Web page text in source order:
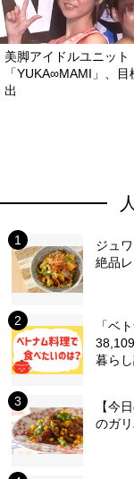
美脚アイドルユニット
「YUKA∞MAMI」、
出
ジュ
絶品
「ベ
暮ら
【今
のガリ